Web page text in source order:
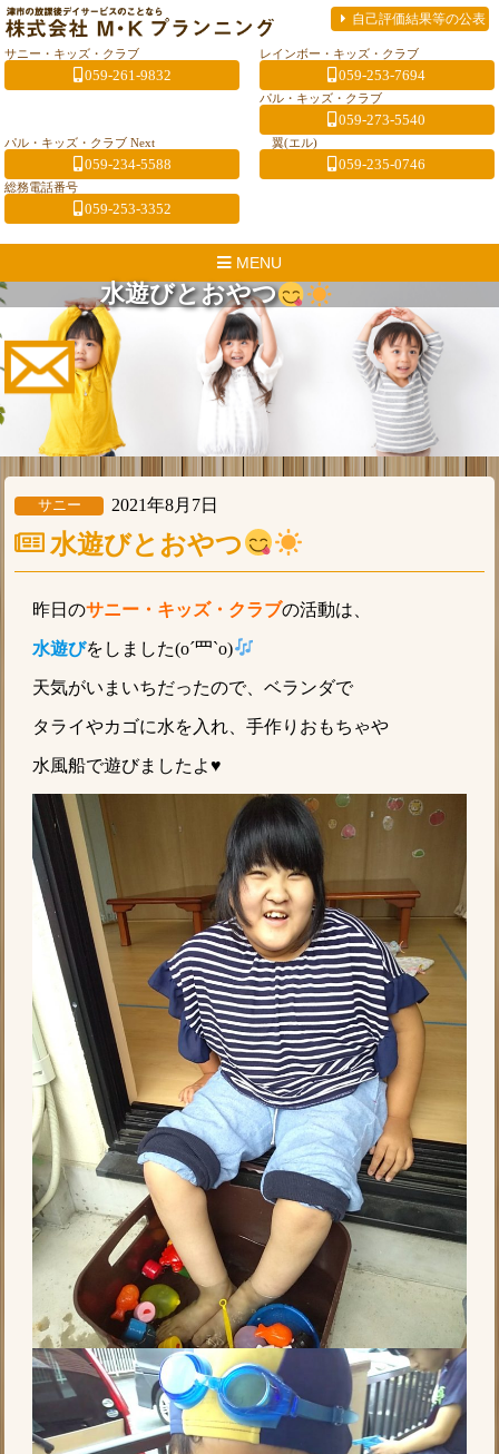
自己評価結果等の公表
サニー・キッズ・クラブ
059-261-9832
レインボー・キッズ・クラブ
059-253-7694
パル・キッズ・クラブ
059-273-5540
パル・キッズ・クラブ Next
059-234-5588
翼(エル)
059-235-0746
総務電話番号
059-253-3352
MENU
水遊びとおやつ
サニー 2021年8月7日
水遊びとおやつ
昨日のサニー・キッズ・クラブの活動は、
水遊びをしました(o´罒`o)
天気がいまいちだったので、ベランダで
タライやカゴに水を入れ、手作りおもちゃや
水風船で遊びましたよ♥